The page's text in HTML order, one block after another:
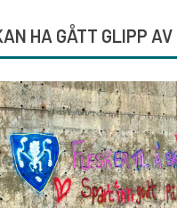
HA GÅTT GLIPP AV